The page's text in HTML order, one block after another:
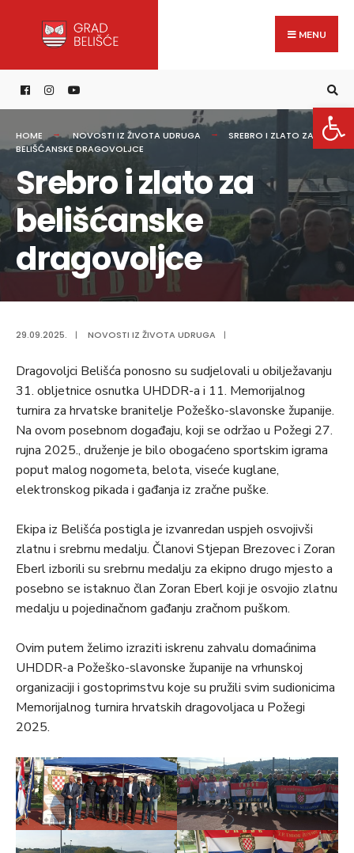
content
MENU
HOME NOVOSTI IZ ŽIVOTA UDRUGA
SREBRO I ZLATO ZA
BELIŠĆANSKE DRAGOVOLJCE
Srebro i zlato za
belišćanske
dragovoljce
29.09.2025. | NOVOSTI IZ ŽIVOTA UDRUGA |
Dragovoljci Belišća ponosno su sudjelovali u obilježavanju
31. obljetnice osnutka UHDDR-a i 11. Memorijalnog
turnira za hrvatske branitelje Požeško-slavonske županije.
Na ovom posebnom događaju, koji se održao u Požegi 27.
rujna 2025., druženje je bilo obogaćeno sportskim igrama
poput malog nogometa, belota, viseće kuglane,
elektronskog pikada i gađanja iz zračne puške.
Ekipa iz Belišća postigla je izvanredan uspjeh osvojivši
zlatnu i srebrnu medalju. Članovi Stjepan Brezovec i Zoran
Eberl izborili su srebrnu medalju za ekipno drugo mjesto a
posebno se istaknuo član Zoran Eberl koji je osvojio zlatnu
medalju u pojedinačnom gađanju zračnom puškom.
Ovim putem želimo izraziti iskrenu zahvalu domaćinima
UHDDR-a Požeško-slavonske županije na vrhunskoj
organizaciji i gostoprimstvu koje su pružili svim sudionicima
Memorijalnog turnira hrvatskih dragovoljaca u Požegi
2025.
for: